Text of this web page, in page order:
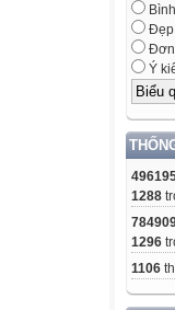
Đẹp
Ý
1288
1296
1106